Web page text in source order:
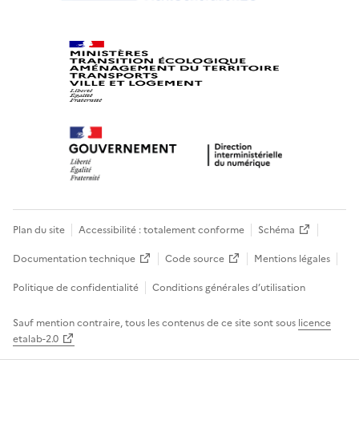
Plan du site Accessibilité : totalement conforme
Schéma
Documentation technique
Code source
Mentions légales
Politique de confidentialité
Conditions générales d’utilisation
Sauf mention contraire, tous les contenus de ce site sont sous licence
etalab-2.0